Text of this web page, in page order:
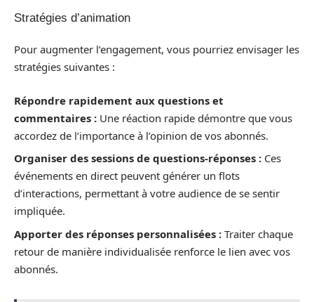
Stratégies d’animation
Pour augmenter l’engagement, vous pourriez envisager les
stratégies suivantes :
Répondre rapidement aux questions et
commentaires : Une réaction rapide démontre que vous
accordez de l’importance à l’opinion de vos abonnés.
Organiser des sessions de questions-réponses : Ces
événements en direct peuvent générer un flots
d’interactions, permettant à votre audience de se sentir
impliquée.
Apporter des réponses personnalisées : Traiter chaque
retour de manière individualisée renforce le lien avec vos
abonnés.